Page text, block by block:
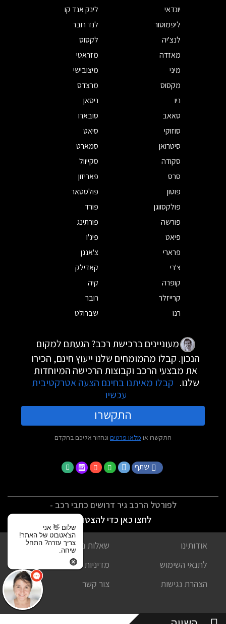
יונדאי
לינק אנד קו
ליפמוטור
לנד רובר
לנצ'יה
לקסוס
מאזדה
מזראטי
מיני
מיצובישי
מקסוס
מרצדס
ניו
ניסאן
סאאב
סובארו
סוזוקי
סיאט
סיטרואן
סמארט
סקודה
סקייוול
סרס
פאריזון
פוטון
פולסטאר
פולקסווגן
פורד
פורשה
פורתינג
פיאט
פיג'ו
פרארי
צ'אנגן
צ'רי
קאדילק
קופרה
קיה
קרייזלר
רובר
רנו
שברולט
מעוניינים ברכישת רכב? הגעתם למקום
הנכון. קבלו מהמומחים שלנו ייעוץ חינם, הכירו
את מבצעי הרכב וקבוצות הרכישה המיוחדות
שלנו. קבלו מאיתנו בחינם הצעה אטרקטיבית
עכשיו
התקשרו
התקשרו או מלאו פרטים ונחזור אליכם בהקדם
שתף
לפורטל הרכב גיר דרושים כתבי רכב -
לחצו כאן כדי להצטרף
אודותינו
שאלות נפוצות
לתנאי השימוש
מדיניות פרטיות
הצהרת נגישות
צור קשר
שלום 👋 אני
הצ'אטבוט של האתר!
צריך עזרה? התחל
שיחה.